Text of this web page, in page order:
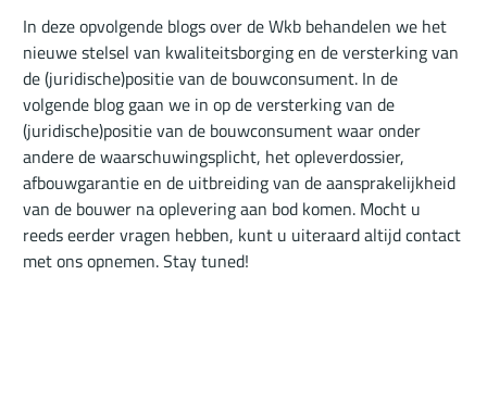
In deze opvolgende blogs over de Wkb behandelen we het
nieuwe stelsel van kwaliteitsborging en de versterking van
de (juridische)positie van de bouwconsument. In de
volgende blog gaan we in op de versterking van de
(juridische)positie van de bouwconsument waar onder
andere de waarschuwingsplicht, het opleverdossier,
afbouwgarantie en de uitbreiding van de aansprakelijkheid
van de bouwer na oplevering aan bod komen. Mocht u
reeds eerder vragen hebben, kunt u uiteraard altijd contact
met ons opnemen. Stay tuned!